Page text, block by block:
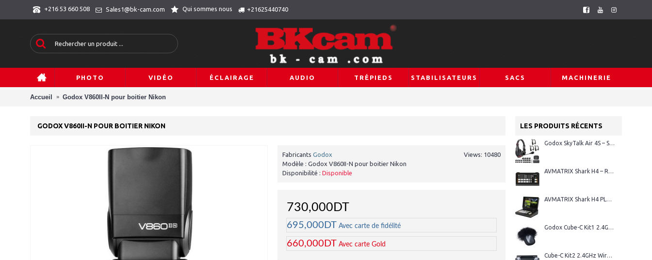
+216 53 660 508 Sales1@bk-cam.com Qui sommes nous +21625440740
PHOTO VIDÉO ÉCLAIRAGE AUDIO TRÉPIEDS STABILISATEURS SACS MACHINERIE
Accueil Godox V860II-N pour boitier Nikon
LES PRODUITS RÉCENTS
Godox SkyTalk Air 4S – Système d’intercom sans fil Full-Duplex
AVMATRIX Shark H4 – Régie vidéo HDMI 4 canaux
AVMATRIX Shark H4 PLUS – Régie vidéo HDMI 4 canaux
Godox Cube-C Kit1 2.4GHz Wireless Microphone
Cube-C Kit2 2.4GHz Wireless Microphone
GODOX V860II-N POUR BOITIER NIKON
Views: 10480
Fabricants Godox
Modèle : Godox V860II-N pour boitier Nikon
Disponibilité : Disponible
730,000DT
695,000DT Avec carte de fidélité
660,000DT Avec carte Gold